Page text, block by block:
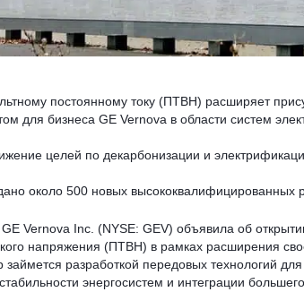
постоянному току (ПТВН) расширяет
для бизнеса GE Vernova в области систем
целей по декарбонизации и
около 500 новых высококвалифицированных
Vernova Inc. (NYSE: GEV) объявила об
напряжения (ПТВН) в рамках расширения
разработкой передовых технологий для
энергосистем и интеграции